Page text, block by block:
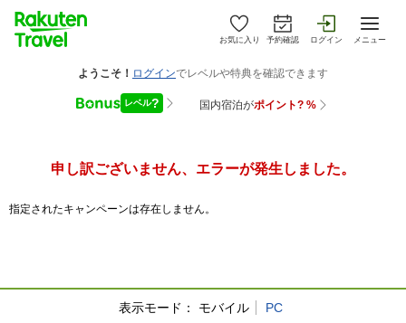
お気に入り 予約確認 ログイン メニュー
申し訳ございません、エラーが発生しました。
指定されたキャンペーンは存在しません。
表示モード： モバイル
PC